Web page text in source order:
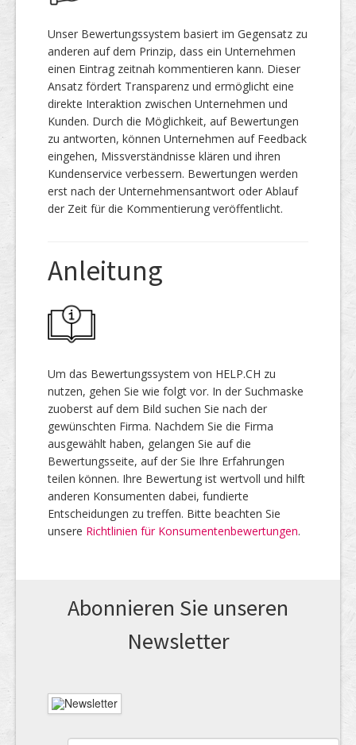
Unser Bewertungssystem basiert im Gegensatz zu
anderen auf dem Prinzip, dass ein Unternehmen
einen Eintrag zeitnah kommentieren kann. Dieser
Ansatz fördert Transparenz und ermöglicht eine
direkte Interaktion zwischen Unternehmen und
Kunden. Durch die Möglichkeit, auf Bewertungen
zu antworten, können Unternehmen auf Feedback
eingehen, Missverständnisse klären und ihren
Kundenservice verbessern. Bewertungen werden
erst nach der Unternehmensantwort oder Ablauf
der Zeit für die Kommentierung veröffentlicht.
Anleitung
Um das Bewertungssystem von HELP.CH zu
nutzen, gehen Sie wie folgt vor. In der Suchmaske
zuoberst auf dem Bild suchen Sie nach der
gewünschten Firma. Nachdem Sie die Firma
ausgewählt haben, gelangen Sie auf die
Bewertungsseite, auf der Sie Ihre Erfahrungen
teilen können. Ihre Bewertung ist wertvoll und hilft
anderen Konsumenten dabei, fundierte
Entscheidungen zu treffen. Bitte beachten Sie
unsere Richtlinien für Konsumentenbewertungen.
Abonnieren Sie unseren
News­letter